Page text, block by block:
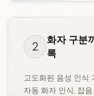
2
화자 구분
록
고도화된 음성 인식
자동 화자 인식, 잡